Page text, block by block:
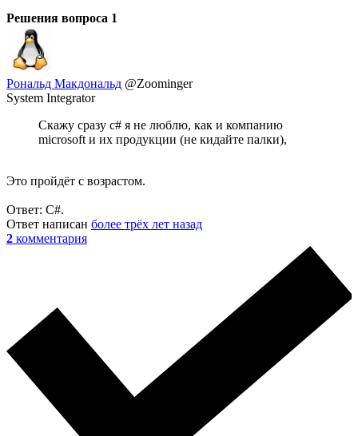
Решения вопроса 1
Рональд Макдональд @Zoominger
System Integrator
Скажу сразу c# я не люблю, как и компанию
microsoft и их продукции (не кидайте палки),
Это пройдёт с возрастом.
Ответ: C#.
Ответ написан более трёх лет назад
2 комментария